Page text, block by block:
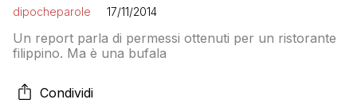
dipocheparole 17/11/2014
Un report parla di permessi ottenuti per un ristorante
filippino. Ma è una bufala
Condividi